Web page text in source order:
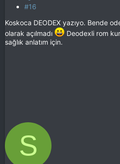
#16
Koskoca DEODEX yazıyo. Bende
olarak açılmadı
Deodexli rom
sağlık anlatım için.
S